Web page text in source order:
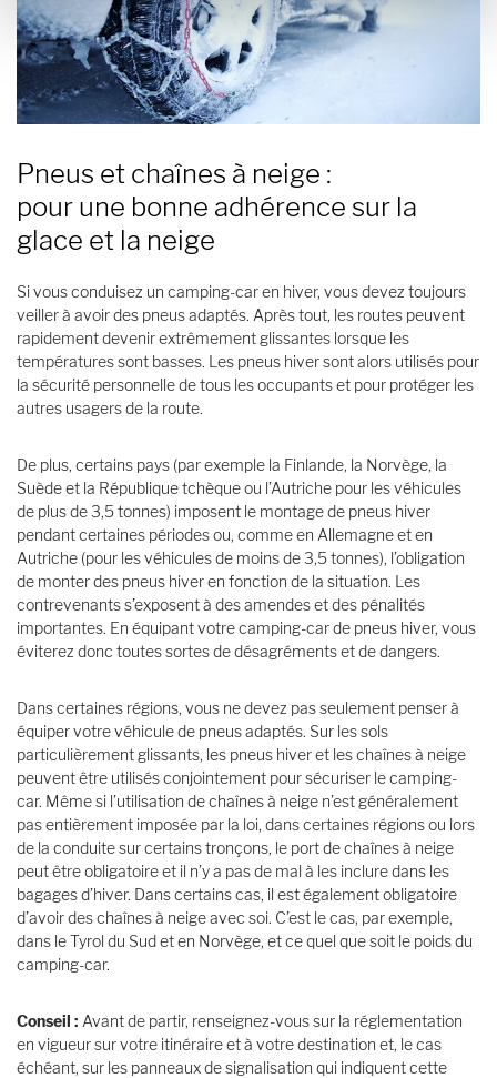
Pneus et chaînes à neige :
pour une bonne adhérence sur la
glace et la neige
Si vous conduisez un camping-car en hiver, vous devez toujours
veiller à avoir des pneus adaptés. Après tout, les routes peuvent
rapidement devenir extrêmement glissantes lorsque les
températures sont basses. Les pneus hiver sont alors utilisés pour
la sécurité personnelle de tous les occupants et pour protéger les
autres usagers de la route.
De plus, certains pays (par exemple la Finlande, la Norvège, la
Suède et la République tchèque ou l’Autriche pour les véhicules
de plus de 3,5 tonnes) imposent le montage de pneus hiver
pendant certaines périodes ou, comme en Allemagne et en
Autriche (pour les véhicules de moins de 3,5 tonnes), l’obligation
de monter des pneus hiver en fonction de la situation. Les
contrevenants s’exposent à des amendes et des pénalités
importantes. En équipant votre camping-car de pneus hiver, vous
éviterez donc toutes sortes de désagréments et de dangers.
Dans certaines régions, vous ne devez pas seulement penser à
équiper votre véhicule de pneus adaptés. Sur les sols
particulièrement glissants, les pneus hiver et les chaînes à neige
peuvent être utilisés conjointement pour sécuriser le camping-
car. Même si l’utilisation de chaînes à neige n’est généralement
pas entièrement imposée par la loi, dans certaines régions ou lors
de la conduite sur certains tronçons, le port de chaînes à neige
peut être obligatoire et il n’y a pas de mal à les inclure dans les
bagages d’hiver. Dans certains cas, il est également obligatoire
d’avoir des chaînes à neige avec soi. C’est le cas, par exemple,
dans le Tyrol du Sud et en Norvège, et ce quel que soit le poids du
camping-car.
Conseil : Avant de partir, renseignez-vous sur la réglementation
en vigueur sur votre itinéraire et à votre destination et, le cas
échéant, sur les panneaux de signalisation qui indiquent cette